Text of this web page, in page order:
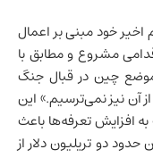
اخیر خود مبنی بر اعمال
مشروع و مطابق با
چین در قبال جنگ
آن نیز نمی‌ترسیم.» این
افزایش تعرفه‌ها باعث
حدود دو تریلیون دلار از